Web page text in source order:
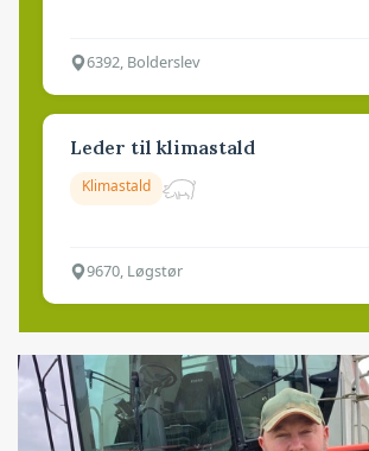
6392, Bolderslev
Leder til klimastald
Klimastald
9670, Løgstør